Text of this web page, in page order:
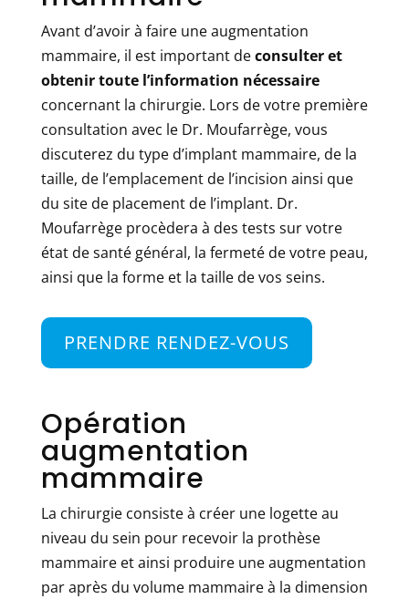
Avant d’avoir à faire une augmentation
mammaire, il est important deconsulter et
obtenir toute l’information nécessaire
concernant la chirurgie. Lors de votre première
consultation avec le Dr. Moufarrège, vous
discuterez du type d’implant mammaire, de la
taille, de l’emplacement de l’incision ainsi que
du site de placement de l’implant. Dr.
Moufarrège procèdera à des tests sur votre
état de santé général, la fermeté de votre peau,
ainsi que la forme et la taille de vos seins.
PRENDRE RENDEZ-VOUS
Opération
augmentation
mammaire
La chirurgie consiste à créer une logette au
niveau du sein pour recevoir la prothèse
mammaire et ainsi produire une augmentation
par après du volume mammaire à la dimension